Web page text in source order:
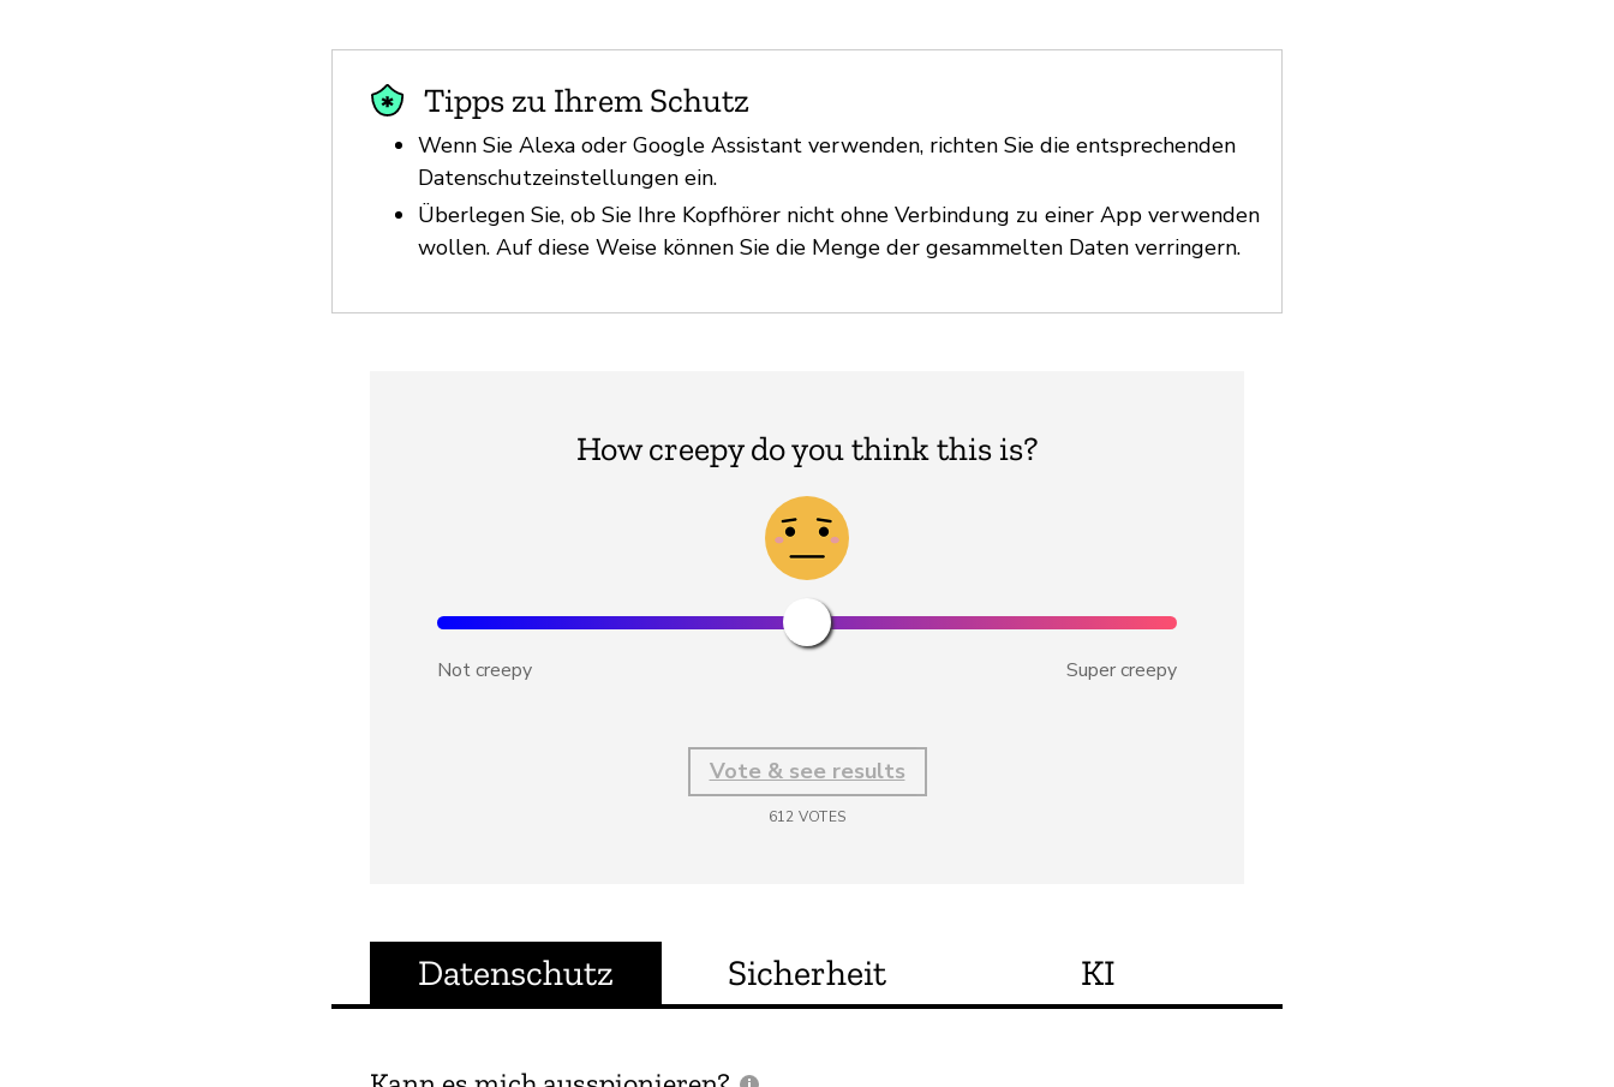
Tipps zu Ihrem Schutz
Wenn Sie Alexa oder Google Assistant verwenden, richten Sie die entsprechenden
Datenschutzeinstellungen ein.
Überlegen Sie, ob Sie Ihre Kopfhörer nicht ohne Verbindung zu einer App verwenden
wollen. Auf diese Weise können Sie die Menge der gesammelten Daten verringern.
How creepy do you think this is?
Not creepy Super creepy
Vote & see results
612 VOTES
Datenschutz Sicherheit KI